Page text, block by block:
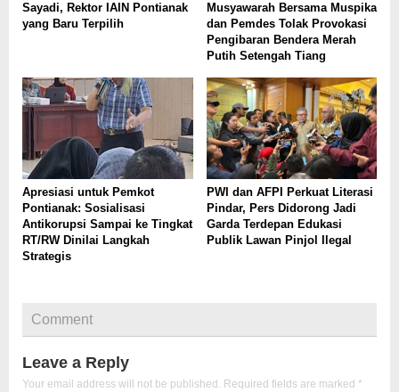
Sayadi, Rektor IAIN Pontianak
yang Baru Terpilih
Musyawarah Bersama Muspika
dan Pemdes Tolak Provokasi
Pengibaran Bendera Merah
Putih Setengah Tiang
Apresiasi untuk Pemkot
Pontianak: Sosialisasi
Antikorupsi Sampai ke Tingkat
RT/RW Dinilai Langkah
Strategis
PWI dan AFPI Perkuat Literasi
Pindar, Pers Didorong Jadi
Garda Terdepan Edukasi
Publik Lawan Pinjol Ilegal
Comment
Leave a Reply
Your email address will not be published. Required fields are marked *